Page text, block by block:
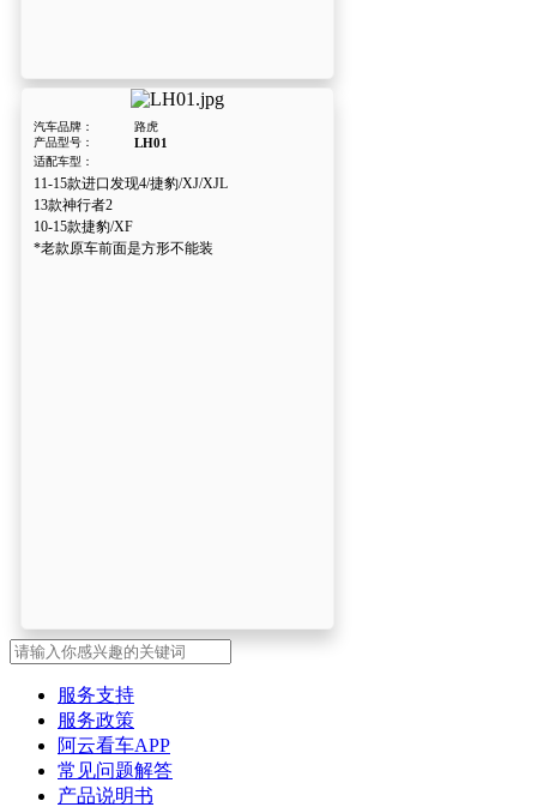
汽车品牌：
路虎
产品型号：
LH01
适配车型：
11-15款进口发现4/捷豹/XJ/XJL
13款神行者2
10-15款捷豹/XF
*老款原车前面是方形不能装
服务支持
服务政策
阿云看车APP
常见问题解答
产品说明书